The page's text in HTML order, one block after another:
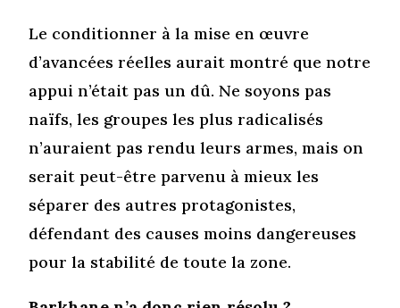
Le conditionner à la mise en œuvre
d’avancées réelles aurait montré que notre
appui n’était pas un dû. Ne soyons pas
naïfs, les groupes les plus radicalisés
n’auraient pas rendu leurs armes, mais on
serait peut-être parvenu à mieux les
séparer des autres protagonistes,
défendant des causes moins dangereuses
pour la stabilité de toute la zone.